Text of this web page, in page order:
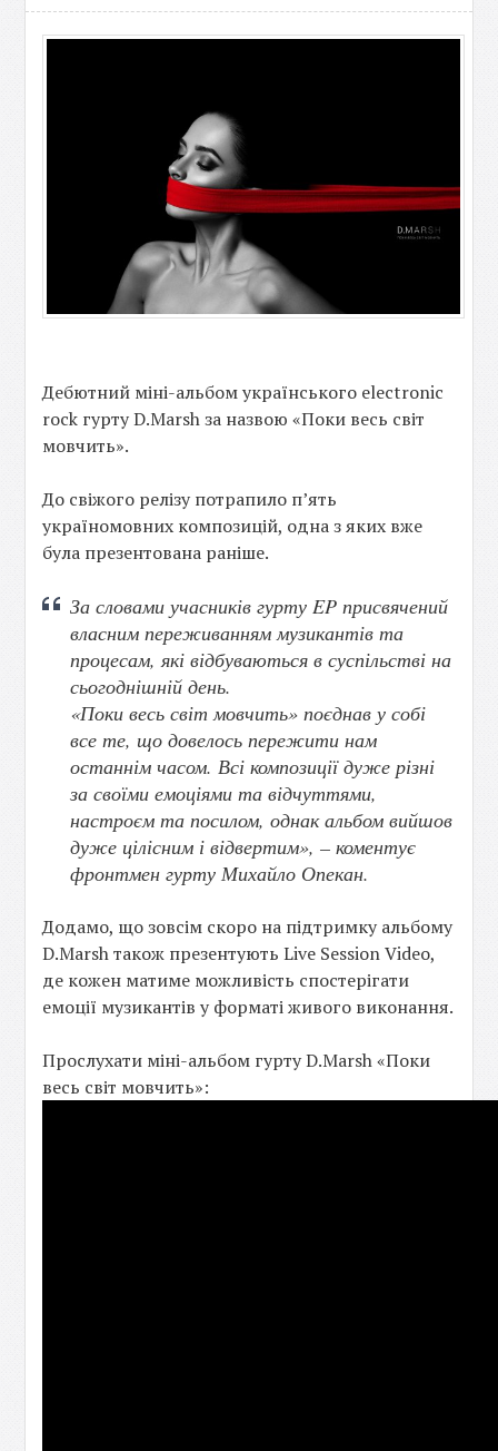
Дебютний міні-альбом українського electronic
rock гурту D.Marsh за назвою «Поки весь світ
мовчить».
До свіжого релізу потрапило п’ять
україномовних композицій, одна з яких вже
була презентована раніше.
За словами учасників гурту EP присвячений
власним переживанням музикантів та
процесам, які відбуваються в суспільстві на
сьогоднішній день.
«Поки весь світ мовчить» поєднав у собі
все те, що довелось пережити нам
останнім часом. Всі композиції дуже різні
за своїми емоціями та відчуттями,
настроєм та посилом, однак альбом вийшов
дуже цілісним і відвертим», – коментує
фронтмен гурту Михайло Опекан.
Додамо, що зовсім скоро на підтримку альбому
D.Marsh також презентують Live Session Video,
де кожен матиме можливість спостерігати
емоції музикантів у форматі живого виконання.
Прослухати міні-альбом гурту D.Marsh «Поки
весь світ мовчить»: